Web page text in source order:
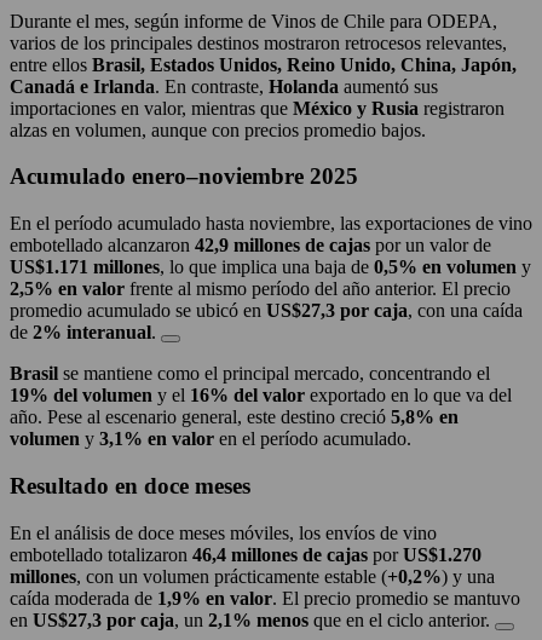
Durante el mes, según informe de Vinos de Chile para ODEPA,
varios de los principales destinos mostraron retrocesos relevantes,
entre ellos Brasil, Estados Unidos, Reino Unido, China, Japón,
Canadá e Irlanda. En contraste, Holanda aumentó sus
importaciones en valor, mientras que México y Rusia registraron
alzas en volumen, aunque con precios promedio bajos.
Acumulado enero–noviembre 2025
En el período acumulado hasta noviembre, las exportaciones de vino
embotellado alcanzaron 42,9 millones de cajas por un valor de
US$1.171 millones, lo que implica una baja de 0,5% en volumen y
2,5% en valor frente al mismo período del año anterior. El precio
promedio acumulado se ubicó en US$27,3 por caja, con una caída
de 2% interanual.
Brasil se mantiene como el principal mercado, concentrando el
19% del volumen y el 16% del valor exportado en lo que va del
año. Pese al escenario general, este destino creció 5,8% en
volumen y 3,1% en valor en el período acumulado.
Resultado en doce meses
En el análisis de doce meses móviles, los envíos de vino
embotellado totalizaron 46,4 millones de cajas porUS$1.270
millones, con un volumen prácticamente estable (+0,2%) y una
caída moderada de 1,9% en valor. El precio promedio se mantuvo
en US$27,3 por caja, un 2,1% menos que en el ciclo anterior.